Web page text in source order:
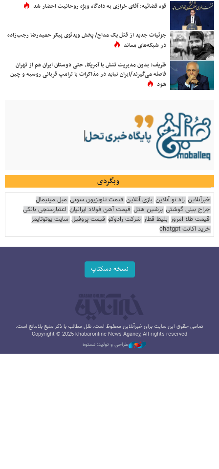
قوه قضائیه: آقای خرازی به دادگاه ویژه روحانیت احضار شد
جزئیات جدید از قتل یک مداح/ پخش ویدئوی پیکر حمیدرضا رجب‌زاده
در شبکه‌های معاند
ظریف: بدون مدیریت تنش با آمریکا، حتی دوستان ایران هم از تهران
فاصله می‌گیرند/ایران نباید در مذاکرات با ترامپ قربانی روسیه و چین
شود
وبگردی
خبرآنلاین راه نو آنلاین بازی آنلاین قیمت تلویزیون سونی مبل مینیمال
جراح بینی گوشتی پرشین هتل قیمت آهن فولاد ایرانیان اعتبارسنجی بانکی
قیمت طلا امروز بلیط قطار شرکت رادوکو قیمت پروفیل سایت یوتوتایمز
خرید اکانت chatgpt
نسخه دسکتاپ
تمامی حقوق این سایت برای خبرآنلاین محفوظ است. نقل مطالب با ذکر منبع بلامانع است.
Copyright © 2025 khabaronline News Agancy, All rights reserved
طراحی و تولید: نستوه